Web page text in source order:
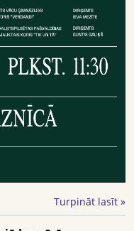
Turpināt lasīt »